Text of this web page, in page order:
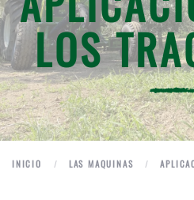
LOS
INICIO LAS MAQUINAS